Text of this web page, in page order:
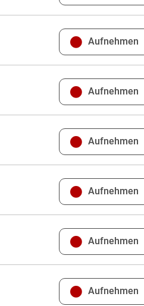
Aufnehmen
Aufnehmen
Aufnehmen
Aufnehmen
Aufnehmen
Aufnehmen